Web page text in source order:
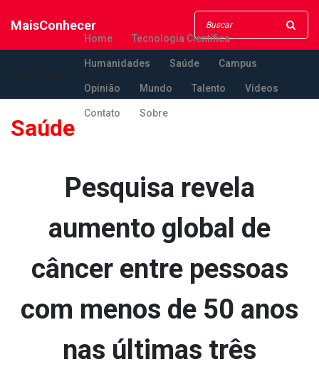
MaisConhecer
Home Tecnologia Científica
Humanidades Saúde Campus
Opinião Mundo Talento Vídeos
Contato Sobre
Saúde
Pesquisa revela
aumento global de
câncer entre pessoas
com menos de 50 anos
nas últimas três